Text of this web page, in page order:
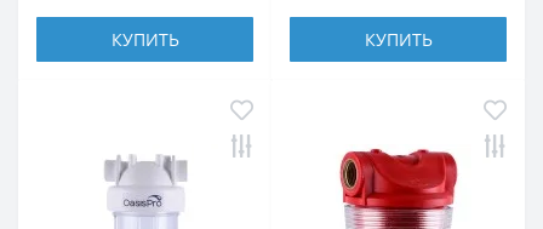
КУПИТЬ КУПИТЬ